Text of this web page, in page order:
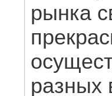
рынка
разных